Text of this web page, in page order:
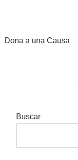
Dona a una Causa
Buscar